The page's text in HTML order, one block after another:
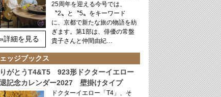
»詳細を見る
25周年を迎える今号では、
〝2〟と〝5〟をキーワード
に、京都で新たな旅の物語を紡
ぎます。第1部は、俳優の常盤
貴子さんと仲間由紀…
ッジブックス
がとうT4&T5 923形ドクターイエロー
記念カレンダー2027 壁掛けタイプ
ドクターイエロー「T4」、そ